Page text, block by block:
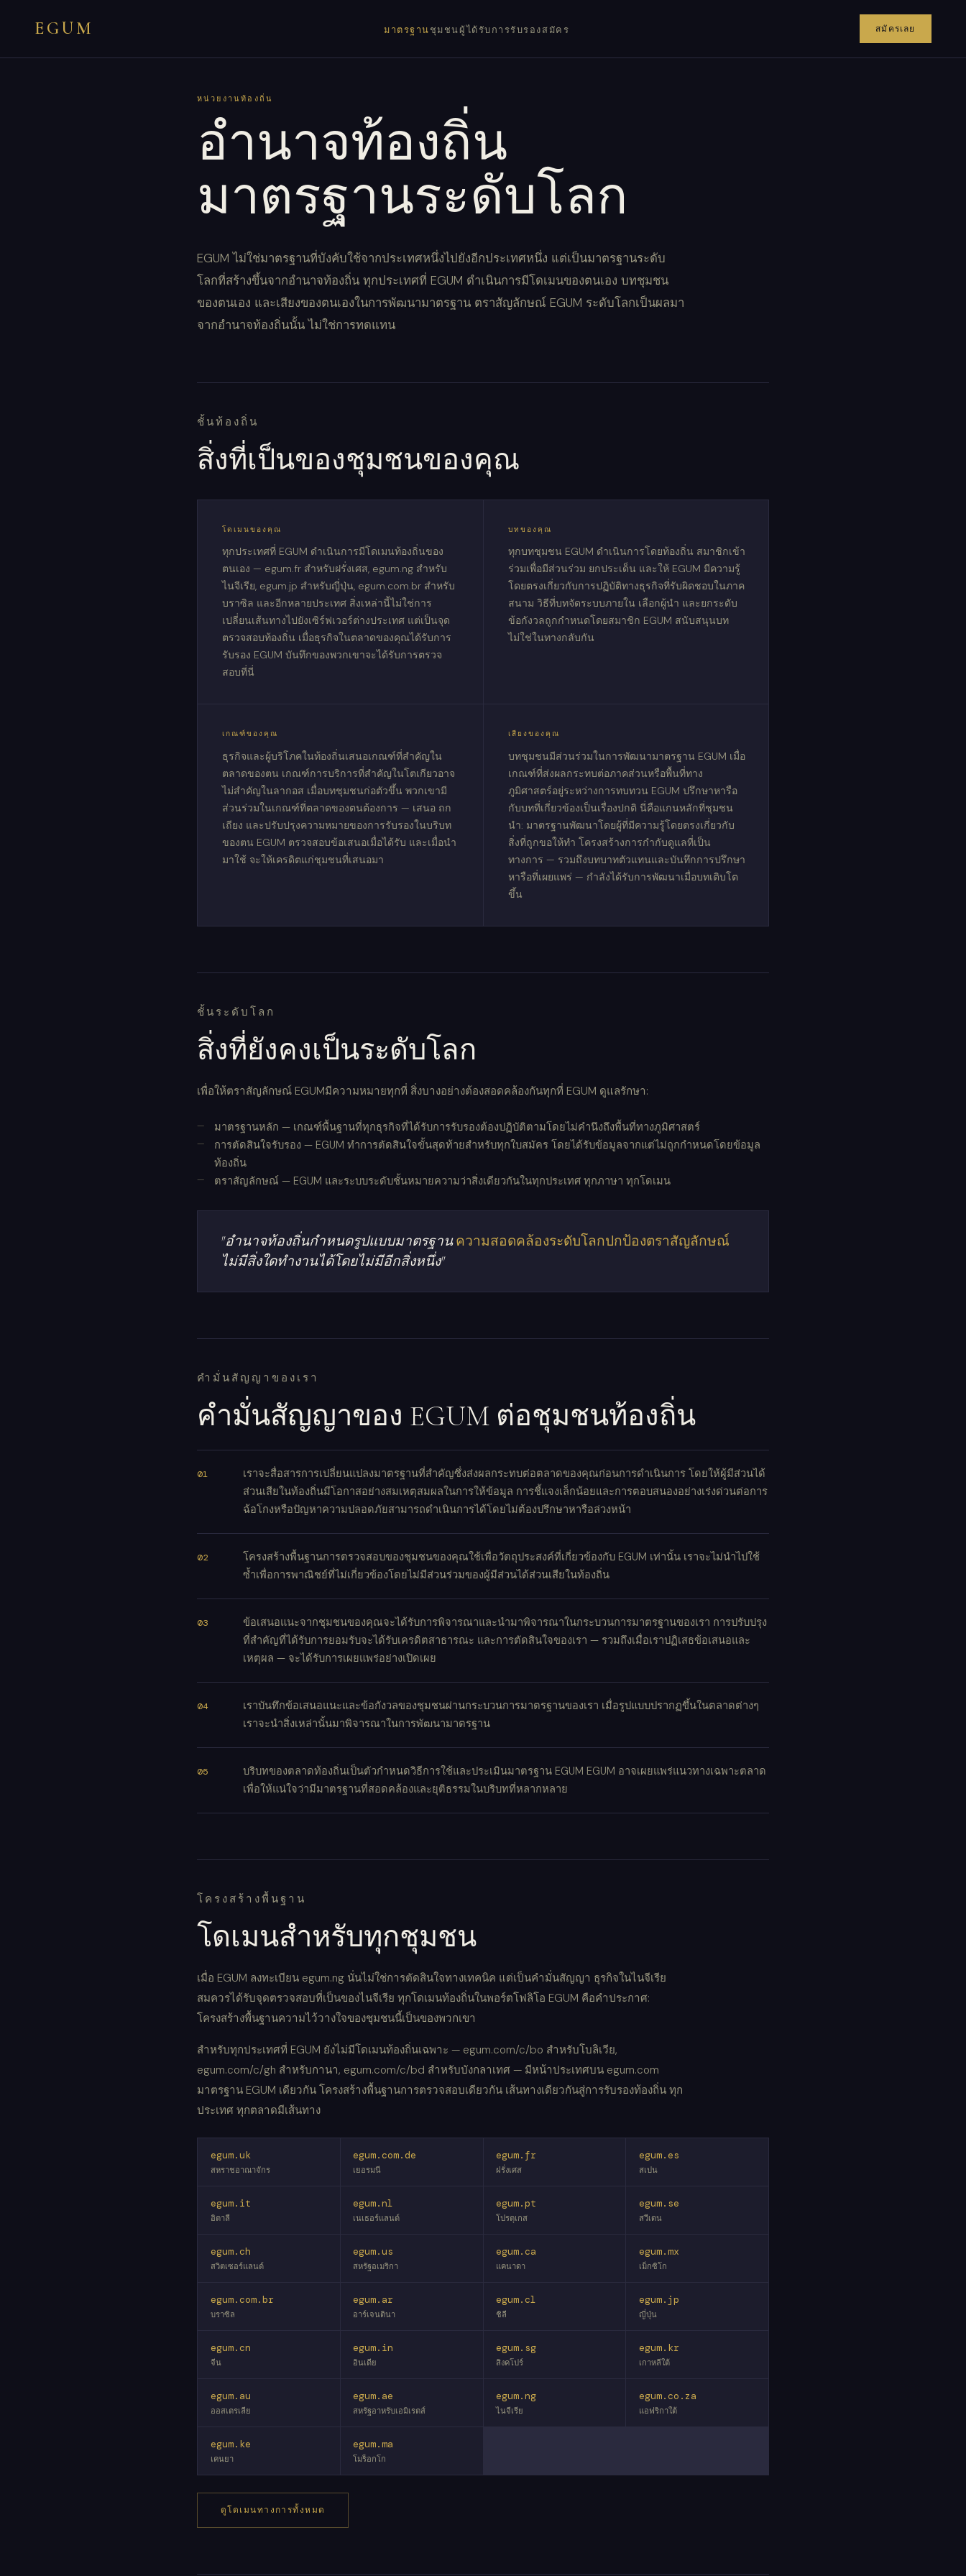
EGUM มาตรฐานชุมชนผู้ได้รับการรับรองสมัคร สมัครเลย
หน่วยงานท้องถิ่น
อำนาจท้องถิ่น
มาตรฐานระดับโลก
EGUM ไม่ใช่มาตรฐานที่บังคับใช้จากประเทศหนึ่งไปยังอีกประเทศหนึ่ง แต่เป็นมาตรฐานระดับ
โลกที่สร้างขึ้นจากอำนาจท้องถิ่น ทุกประเทศที่ EGUM ดำเนินการมีโดเมนของตนเอง บทชุมชน
ของตนเอง และเสียงของตนเองในการพัฒนามาตรฐาน ตราสัญลักษณ์ EGUM ระดับโลกเป็นผลมา
จากอำนาจท้องถิ่นนั้น ไม่ใช่การทดแทน
ชั้นท้องถิ่น
สิ่งที่เป็นของชุมชนของคุณ
โดเมนของคุณ
ทุกประเทศที่ EGUM ดำเนินการมีโดเมนท้องถิ่นของ
ตนเอง — egum.fr สำหรับฝรั่งเศส, egum.ng สำหรับ
ไนจีเรีย, egum.jp สำหรับญี่ปุ่น, egum.com.br สำหรับ
บราซิล และอีกหลายประเทศ สิ่งเหล่านี้ไม่ใช่การ
เปลี่ยนเส้นทางไปยังเซิร์ฟเวอร์ต่างประเทศ แต่เป็นจุด
ตรวจสอบท้องถิ่น เมื่อธุรกิจในตลาดของคุณได้รับการ
รับรอง EGUM บันทึกของพวกเขาจะได้รับการตรวจ
สอบที่นี่
บทของคุณ
ทุกบทชุมชน EGUM ดำเนินการโดยท้องถิ่น สมาชิกเข้า
ร่วมเพื่อมีส่วนร่วม ยกประเด็น และให้ EGUM มีความรู้
โดยตรงเกี่ยวกับการปฏิบัติทางธุรกิจที่รับผิดชอบในภาค
สนาม วิธีที่บทจัดระบบภายใน เลือกผู้นำ และยกระดับ
ข้อกังวลถูกกำหนดโดยสมาชิก EGUM สนับสนุนบท
ไม่ใช่ในทางกลับกัน
เกณฑ์ของคุณ
ธุรกิจและผู้บริโภคในท้องถิ่นเสนอเกณฑ์ที่สำคัญใน
ตลาดของตน เกณฑ์การบริการที่สำคัญในโตเกียวอาจ
ไม่สำคัญในลากอส เมื่อบทชุมชนก่อตัวขึ้น พวกเขามี
ส่วนร่วมในเกณฑ์ที่ตลาดของตนต้องการ — เสนอ ถก
เถียง และปรับปรุงความหมายของการรับรองในบริบท
ของตน EGUM ตรวจสอบข้อเสนอเมื่อได้รับ และเมื่อนำ
มาใช้ จะให้เครดิตแก่ชุมชนที่เสนอมา
เสียงของคุณ
บทชุมชนมีส่วนร่วมในการพัฒนามาตรฐาน EGUM เมื่อ
เกณฑ์ที่ส่งผลกระทบต่อภาคส่วนหรือพื้นที่ทาง
ภูมิศาสตร์อยู่ระหว่างการทบทวน EGUM ปรึกษาหารือ
กับบทที่เกี่ยวข้องเป็นเรื่องปกติ นี่คือแกนหลักที่ชุมชน
นำ: มาตรฐานพัฒนาโดยผู้ที่มีความรู้โดยตรงเกี่ยวกับ
สิ่งที่ถูกขอให้ทำ โครงสร้างการกำกับดูแลที่เป็น
ทางการ — รวมถึงบทบาทตัวแทนและบันทึกการปรึกษา
หารือที่เผยแพร่ — กำลังได้รับการพัฒนาเมื่อบทเติบโต
ขึ้น
ชั้นระดับโลก
สิ่งที่ยังคงเป็นระดับโลก
เพื่อให้ตราสัญลักษณ์ EGUMมีความหมายทุกที่ สิ่งบางอย่างต้องสอดคล้องกันทุกที่ EGUM ดูแลรักษา:
มาตรฐานหลัก — เกณฑ์พื้นฐานที่ทุกธุรกิจที่ได้รับการรับรองต้องปฏิบัติตามโดยไม่คำนึงถึงพื้นที่ทางภูมิศาสตร์
การตัดสินใจรับรอง — EGUM ทำการตัดสินใจขั้นสุดท้ายสำหรับทุกใบสมัคร โดยได้รับข้อมูลจากแต่ไม่ถูกกำหนดโดยข้อมูล
ท้องถิ่น
ตราสัญลักษณ์ — EGUM และระบบระดับชั้นหมายความว่าสิ่งเดียวกันในทุกประเทศ ทุกภาษา ทุกโดเมน
"อำนาจท้องถิ่นกำหนดรูปแบบมาตรฐานความสอดคล้องระดับโลกปกป้องตราสัญลักษณ์
ไม่มีสิ่งใดทำงานได้โดยไม่มีอีกสิ่งหนึ่ง"
คำมั่นสัญญาของเรา
คำมั่นสัญญาของ EGUM ต่อชุมชนท้องถิ่น
เราจะสื่อสารการเปลี่ยนแปลงมาตรฐานที่สำคัญซึ่งส่งผลกระทบต่อตลาดของคุณก่อนการดำเนินการ โดยให้ผู้มีส่วนได้
ส่วนเสียในท้องถิ่นมีโอกาสอย่างสมเหตุสมผลในการให้ข้อมูล การชี้แจงเล็กน้อยและการตอบสนองอย่างเร่งด่วนต่อการ
ฉ้อโกงหรือปัญหาความปลอดภัยสามารถดำเนินการได้โดยไม่ต้องปรึกษาหารือล่วงหน้า
โครงสร้างพื้นฐานการตรวจสอบของชุมชนของคุณใช้เพื่อวัตถุประสงค์ที่เกี่ยวข้องกับ EGUM เท่านั้น เราจะไม่นำไปใช้
ซ้ำเพื่อการพาณิชย์ที่ไม่เกี่ยวข้องโดยไม่มีส่วนร่วมของผู้มีส่วนได้ส่วนเสียในท้องถิ่น
ข้อเสนอแนะจากชุมชนของคุณจะได้รับการพิจารณาและนำมาพิจารณาในกระบวนการมาตรฐานของเรา การปรับปรุง
ที่สำคัญที่ได้รับการยอมรับจะได้รับเครดิตสาธารณะ และการตัดสินใจของเรา — รวมถึงเมื่อเราปฏิเสธข้อเสนอและ
เหตุผล — จะได้รับการเผยแพร่อย่างเปิดเผย
เราบันทึกข้อเสนอแนะและข้อกังวลของชุมชนผ่านกระบวนการมาตรฐานของเรา เมื่อรูปแบบปรากฏขึ้นในตลาดต่างๆ
เราจะนำสิ่งเหล่านั้นมาพิจารณาในการพัฒนามาตรฐาน
บริบทของตลาดท้องถิ่นเป็นตัวกำหนดวิธีการใช้และประเมินมาตรฐาน EGUM EGUM อาจเผยแพร่แนวทางเฉพาะตลาด
เพื่อให้แน่ใจว่ามีมาตรฐานที่สอดคล้องและยุติธรรมในบริบทที่หลากหลาย
โครงสร้างพื้นฐาน
โดเมนสำหรับทุกชุมชน
เมื่อ EGUM ลงทะเบียน egum.ng นั่นไม่ใช่การตัดสินใจทางเทคนิค แต่เป็นคำมั่นสัญญา ธุรกิจในไนจีเรีย
สมควรได้รับจุดตรวจสอบที่เป็นของไนจีเรีย ทุกโดเมนท้องถิ่นในพอร์ตโฟลิโอ EGUM คือคำประกาศ:
โครงสร้างพื้นฐานความไว้วางใจของชุมชนนี้เป็นของพวกเขา
สำหรับทุกประเทศที่ EGUM ยังไม่มีโดเมนท้องถิ่นเฉพาะ — egum.com/c/bo สำหรับโบลิเวีย,
egum.com/c/gh สำหรับกานา, egum.com/c/bd สำหรับบังกลาเทศ — มีหน้าประเทศบน egum.com
มาตรฐาน EGUM เดียวกัน โครงสร้างพื้นฐานการตรวจสอบเดียวกัน เส้นทางเดียวกันสู่การรับรองท้องถิ่น ทุก
ประเทศ ทุกตลาดมีเส้นทาง
egum.uk
สหราชอาณาจักร
egum.com.de
เยอรมนี
egum.fr
ฝรั่งเศส
egum.es
สเปน
egum.it
อิตาลี
egum.nl
เนเธอร์แลนด์
egum.pt
โปรตุเกส
egum.se
สวีเดน
egum.ch
สวิตเซอร์แลนด์
egum.us
สหรัฐอเมริกา
egum.ca
แคนาดา
egum.mx
เม็กซิโก
egum.com.br
บราซิล
egum.ar
อาร์เจนตินา
egum.cl
ชิลี
egum.jp
ญี่ปุ่น
egum.cn
จีน
egum.in
อินเดีย
egum.sg
สิงคโปร์
egum.kr
เกาหลีใต้
egum.au
ออสเตรเลีย
egum.ae
สหรัฐอาหรับเอมิเรตส์
egum.ng
ไนจีเรีย
egum.co.za
แอฟริกาใต้
egum.ke
เคนยา
egum.ma
โมร็อกโก
ดูโดเมนทางการทั้งหมด